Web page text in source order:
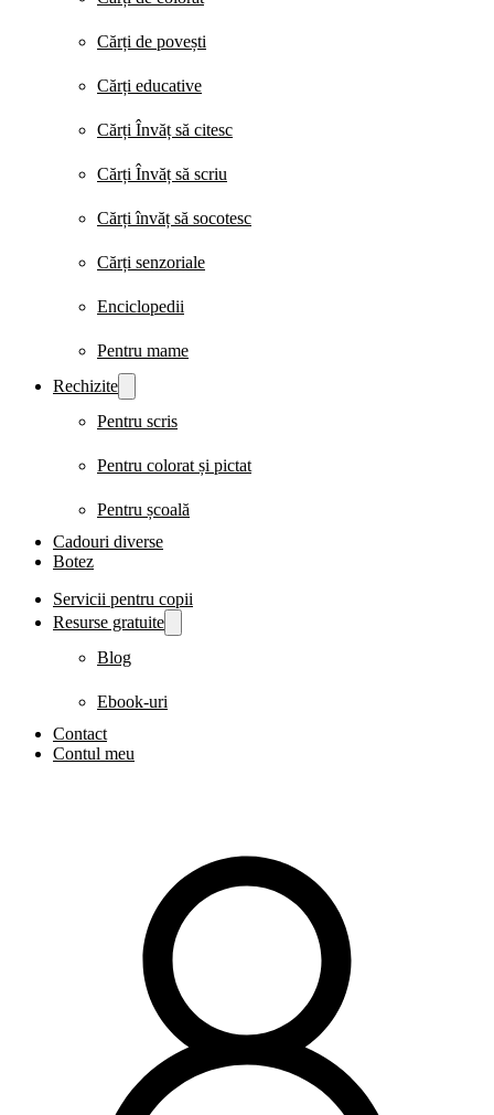
Cărți de povești
Cărți educative
Cărți Învăț să citesc
Cărți Învăț să scriu
Cărți învăț să socotesc
Cărți senzoriale
Enciclopedii
Pentru mame
Rechizite
Pentru scris
Pentru colorat și pictat
Pentru școală
Cadouri diverse
Botez
Servicii pentru copii
Resurse gratuite
Blog
Ebook-uri
Contact
Contul meu